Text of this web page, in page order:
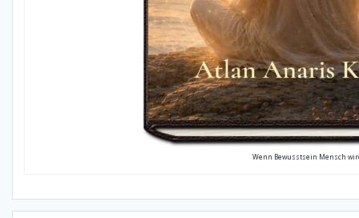
Wenn Bewusstsein Mensch